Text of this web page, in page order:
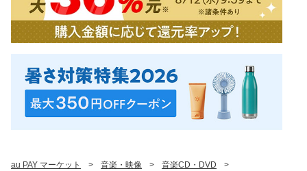
au PAY マーケット > 音楽・映像 > 音楽CD・DVD
>